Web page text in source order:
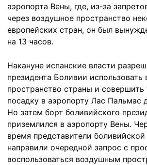
аэропорта Вены, где, из-за
через воздушное пространство
европейских стран, он был
на 13 часов.
Накануне испанские власти
президента Боливии использовать
пространство страны и совершить
посадку в аэропорту Лас Пальмас
Но затем борт боливийского
приземлился в аэропорту Вены.
время представители
направили очередной запрос с
воспользоваться воздушным